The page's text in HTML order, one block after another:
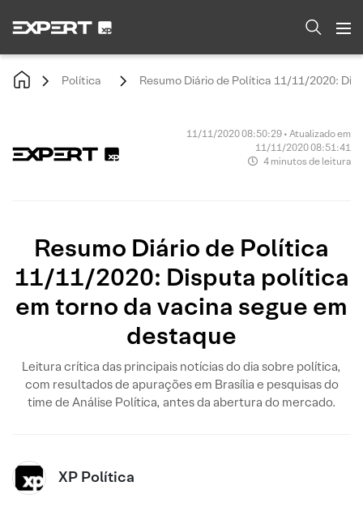
Política Resumo Diário de Política 11/11/2020:
11/11/2020 08:50:29 • Atualizado em
11/11/2020 08:51:41
4 minutos de leitura
Resumo Diário de Política
11/11/2020: Disputa política
em torno da vacina segue em
destaque
Leitura crítica das principais notícias do dia sobre política,
com resultados de apurações em Brasília e pesquisas do
time de Análise Política, antes da abertura do mercado.
XP Política